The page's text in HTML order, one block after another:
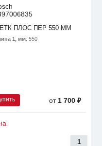
ПЛОС ПЕР 550 MM
1, мм: 550
от1 700 ₽
1